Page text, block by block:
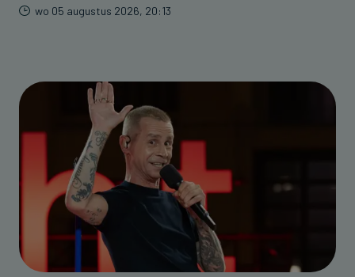
wo 05 augustus 2026, 20:13